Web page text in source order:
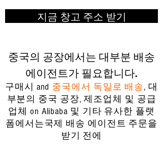
지금 창고 주소 받기
중국의 공장에서는 대부분 배송
에이전트가 필요합니다.
구매시 and 중국에서 독일로 배송, 대
부분의 중국 공장, 제조업체 및 공급
업체 on Alibaba 및 기타 유사한 플랫
폼에서는국제 배송 에이전트 주문을
받기 전에